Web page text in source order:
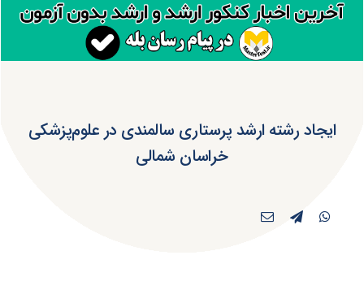
ایجاد رشته ارشد پرستاری سالمندی در علوم‌پزشکی
خراسان شمالی